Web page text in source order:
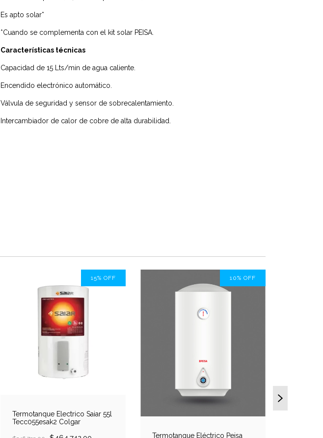
Es apto solar*
*Cuando se complementa con el kit solar PEISA.
Características técnicas
Capacidad de 15 Lts/min de agua caliente.
Encendido electrónico automático.
Válvula de seguridad y sensor de sobrecalentamiento.
Intercambiador de calor de cobre de alta durabilidad.
15% OFF
Termotanque Electrico Saiar 55l
Tecc055esak2 Colgar
10% OFF
Termotanque Eléctrico Peisa